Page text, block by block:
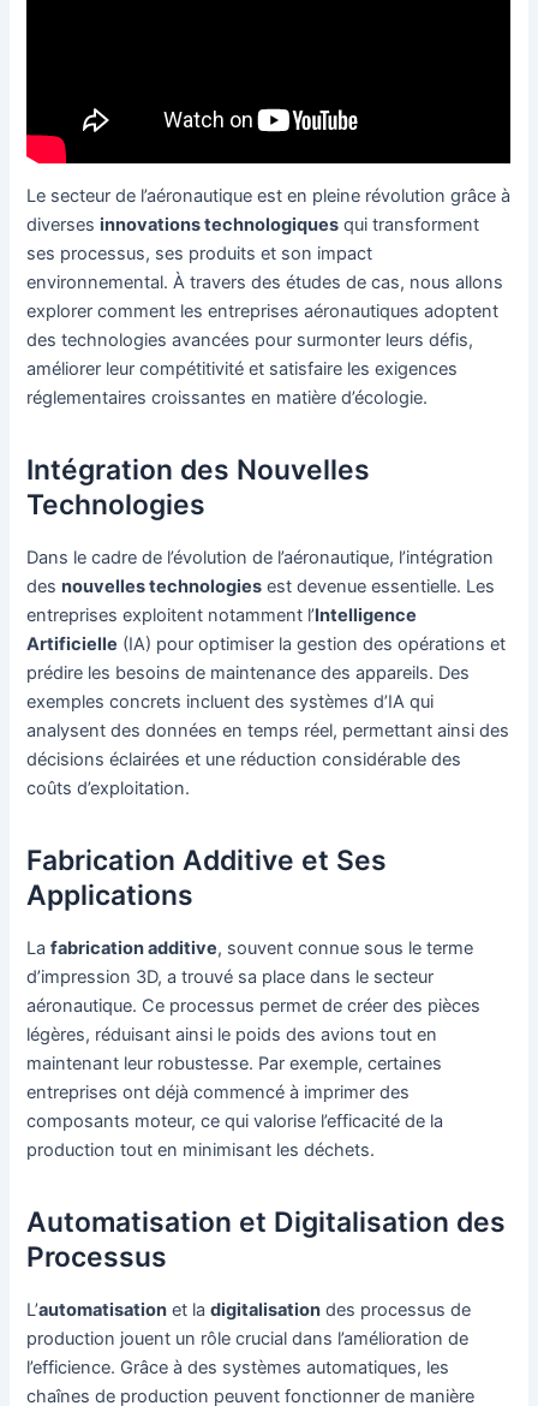
Le secteur de l’aéronautique est en pleine révolution grâce à
diversesinnovations technologiques qui transforment
ses processus, ses produits et son impact
environnemental. À travers des études de cas, nous allons
explorer comment les entreprises aéronautiques adoptent
des technologies avancées pour surmonter leurs défis,
améliorer leur compétitivité et satisfaire les exigences
réglementaires croissantes en matière d’écologie.
Intégration des Nouvelles
Technologies
Dans le cadre de l’évolution de l’aéronautique, l’intégration
desnouvelles technologies est devenue essentielle. Les
entreprises exploitent notamment l’Intelligence
Artificielle (IA) pour optimiser la gestion des opérations et
prédire les besoins de maintenance des appareils. Des
exemples concrets incluent des systèmes d’IA qui
analysent des données en temps réel, permettant ainsi des
décisions éclairées et une réduction considérable des
coûts d’exploitation.
Fabrication Additive et Ses
Applications
Lafabrication additive, souvent connue sous le terme
d’impression 3D, a trouvé sa place dans le secteur
aéronautique. Ce processus permet de créer des pièces
légères, réduisant ainsi le poids des avions tout en
maintenant leur robustesse. Par exemple, certaines
entreprises ont déjà commencé à imprimer des
composants moteur, ce qui valorise l’efficacité de la
production tout en minimisant les déchets.
Automatisation et Digitalisation des
Processus
L’automatisation et ladigitalisation des processus de
production jouent un rôle crucial dans l’amélioration de
l’efficience. Grâce à des systèmes automatiques, les
chaînes de production peuvent fonctionner de manière